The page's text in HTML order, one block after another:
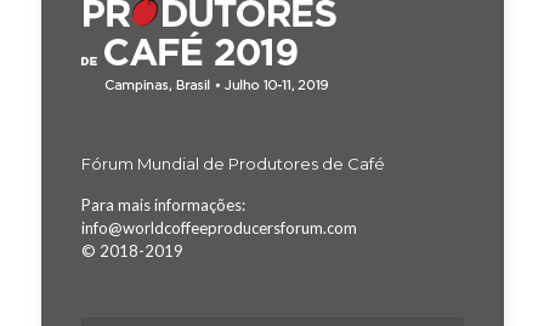
Fórum Mundial de Produtores de Café
Para mais informações:
info@worldcoffeeproducersforum.com
© 2018-2019